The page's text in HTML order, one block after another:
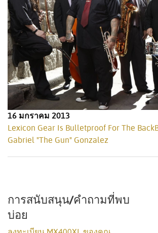
16 มกราคม 2013
Lexicon Gear Is Bulletproof For The
Gabriel "The Gun" Gonzalez
การสนับสนุน/คำถามที่พบ
บ่อย